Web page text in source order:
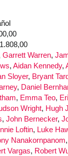
Garrett Warren,
, Aidan Kennedy,
Sloyer, Bryant
, Daniel
, Emma Teo,
Wright, Hugh
, John Bernecker,
Loftin, Luke
Nanakornpanom,
Vargas, Robert